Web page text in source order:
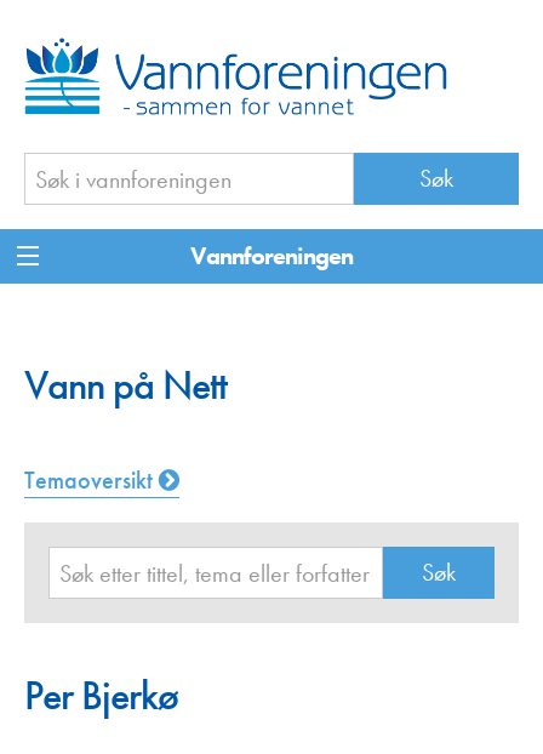
Vannforeningen
Vann på Nett
Temaoversikt
Per Bjerkø